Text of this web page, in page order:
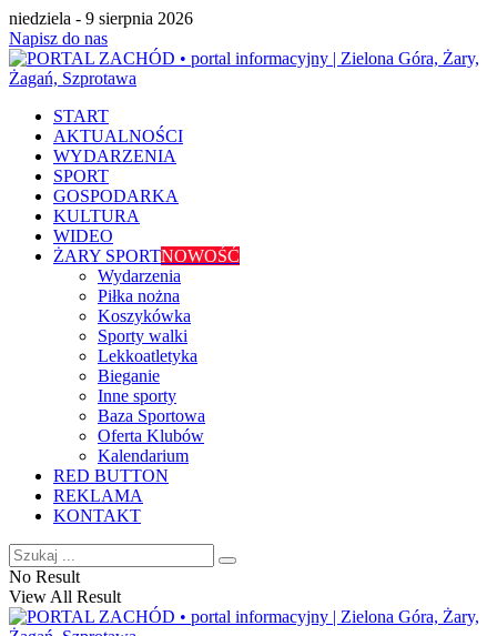
niedziela - 9 sierpnia 2026
Napisz do nas
START
AKTUALNOŚCI
WYDARZENIA
SPORT
GOSPODARKA
KULTURA
WIDEO
ŻARY SPORTNOWOŚĆ
Wydarzenia
Piłka nożna
Koszykówka
Sporty walki
Lekkoatletyka
Bieganie
Inne sporty
Baza Sportowa
Oferta Klubów
Kalendarium
RED BUTTON
REKLAMA
KONTAKT
No Result
View All Result